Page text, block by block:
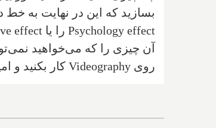
بسازید که این در نهایت به خط
Psychology effect را یا effect
آن چیزی را که می‌خواهید
‌روی Videography کار بکنید و